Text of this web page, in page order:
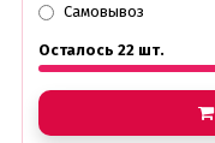
Самовывоз
Осталось 22 шт.